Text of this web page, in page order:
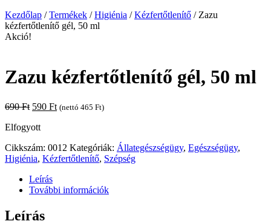
Kezdőlap /Termékek /Higiénia /Kézfertőtlenítő / Zazu
kézfertőtlenítő gél, 50 ml
Akció!
Zazu kézfertőtlenítő gél, 50 ml
690Ft Original
was:
590 FtCurrent
(nettó 465 Ft)
Elfogyott
Cikkszám: 0012 Kategóriák: Állategészségügy, Egészségügy,
Higiénia, Kézfertőtlenítő, Szépség
Leírás
További információk
Leírás